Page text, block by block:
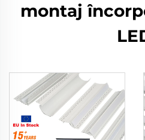
montaj